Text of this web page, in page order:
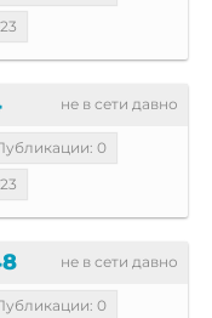
не в сети давно
0
не в сети давно
0